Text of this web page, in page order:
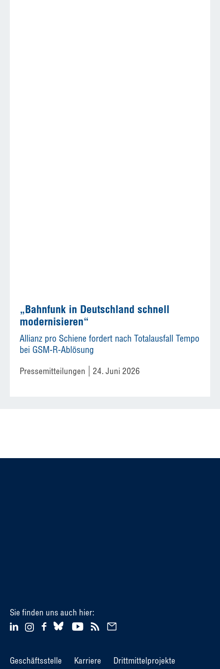
„Bahnfunk in Deutschland schnell
modernisieren“
Allianz pro Schiene fordert nach Totalausfall Tempo
bei GSM-R-Ablösung
Pressemitteilungen 24. Juni 2026
Sie finden uns auch hier:
Geschäftsstelle Karriere Drittmittelprojekte